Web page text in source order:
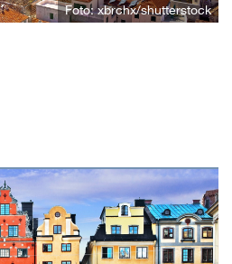
Foto: xbrchx/shutterstock